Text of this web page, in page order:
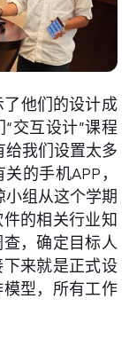
他们的设计成
交互设计”课程
给我们设置太多
的手机APP，
小组从这个学期
的相关行业知
，确定目标人
来就是正式设
型，所有工作